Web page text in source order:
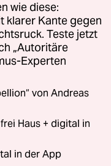
wie diese:
klarer Kante gegen
Teste jetzt
„Autoritäre
Experten
von Andreas
Haus + digital in
in der App